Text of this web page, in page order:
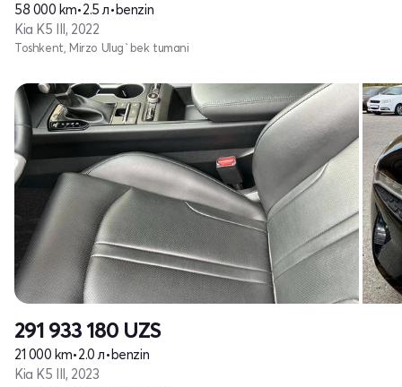
58 000 km•2.5 л•benzin
Kia K5 III, 2022
Toshkent, Mirzo Ulug`bek tumani
291 933 180 UZS
21 000 km•2.0 л•benzin
Kia K5 III, 2023